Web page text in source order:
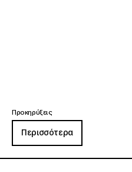
Προκηρύξεις
Περισσότερα